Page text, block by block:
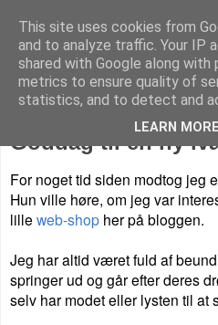
Livet på
Goddag til en ny
For noget tid siden modtog jeg
Hun ville høre, om jeg var
lille web-shop her på bloggen.
Jeg har altid været fuld af
springer ud og går efter deres
selv har modet eller lysten til at
This site uses cookies from
and to analyze traffic. Your IP
shared with Google along
metrics to ensure quality of
statistics, and to detect and
LEARN MORE